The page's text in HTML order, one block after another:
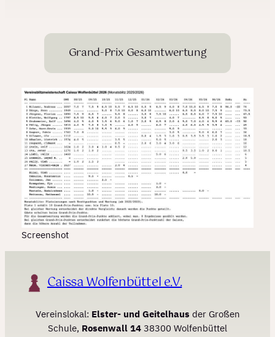
Grand-Prix Gesamtwertung
Screenshot
Caissa Wolfenbüttel e.V.
Vereinslokal: Elster- und Geitelhaus der Großen
Schule, Rosenwall 14 38300 Wolfenbüttel